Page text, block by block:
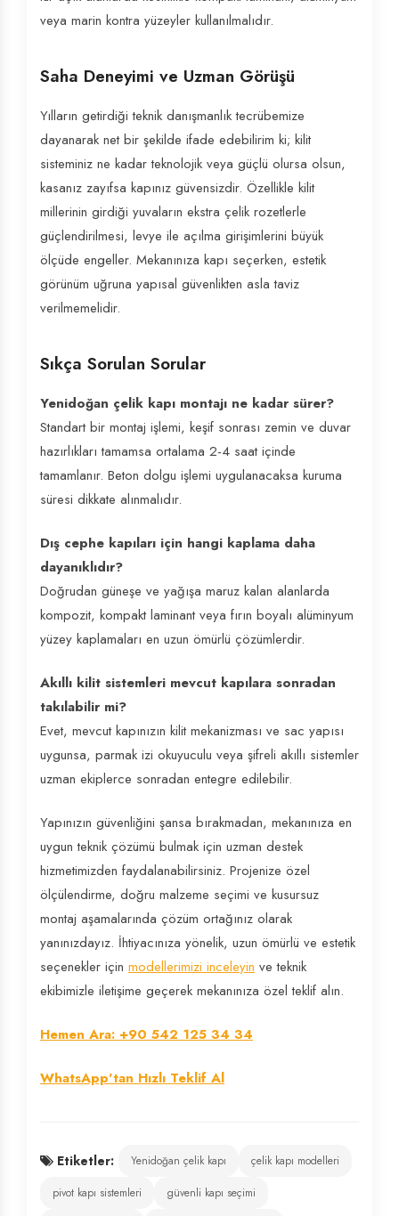
veya marin kontra yüzeyler kullanılmalıdır.
Saha Deneyimi ve Uzman Görüşü
Yılların getirdiği teknik danışmanlık tecrübemize
dayanarak net bir şekilde ifade edebilirim ki; kilit
sisteminiz ne kadar teknolojik veya güçlü olursa olsun,
kasanız zayıfsa kapınız güvensizdir. Özellikle kilit
millerinin girdiği yuvaların ekstra çelik rozetlerle
güçlendirilmesi, levye ile açılma girişimlerini büyük
ölçüde engeller. Mekanınıza kapı seçerken, estetik
görünüm uğruna yapısal güvenlikten asla taviz
verilmemelidir.
Sıkça Sorulan Sorular
Yenidoğan çelik kapı montajı ne kadar sürer?
Standart bir montaj işlemi, keşif sonrası zemin ve duvar
hazırlıkları tamamsa ortalama 2-4 saat içinde
tamamlanır. Beton dolgu işlemi uygulanacaksa kuruma
süresi dikkate alınmalıdır.
Dış cephe kapıları için hangi kaplama daha
dayanıklıdır?
Doğrudan güneşe ve yağışa maruz kalan alanlarda
kompozit, kompakt laminant veya fırın boyalı alüminyum
yüzey kaplamaları en uzun ömürlü çözümlerdir.
Akıllı kilit sistemleri mevcut kapılara sonradan
takılabilir mi?
Evet, mevcut kapınızın kilit mekanizması ve sac yapısı
uygunsa, parmak izi okuyuculu veya şifreli akıllı sistemler
uzman ekiplerce sonradan entegre edilebilir.
Yapınızın güvenliğini şansa bırakmadan, mekanınıza en
uygun teknik çözümü bulmak için uzman destek
hizmetimizden faydalanabilirsiniz. Projenize özel
ölçülendirme, doğru malzeme seçimi ve kusursuz
montaj aşamalarında çözüm ortağınız olarak
yanınızdayız. İhtiyacınıza yönelik, uzun ömürlü ve estetik
seçenekler için modellerimizi inceleyin ve teknik
ekibimizle iletişime geçerek mekanınıza özel teklif alın.
Hemen Ara: +90 542 125 34 34
WhatsApp'tan Hızlı Teklif Al
Etiketler: Yenidoğan çelik kapı
çelik kapı modelleri
pivot kapı sistemleri
güvenli kapı seçimi